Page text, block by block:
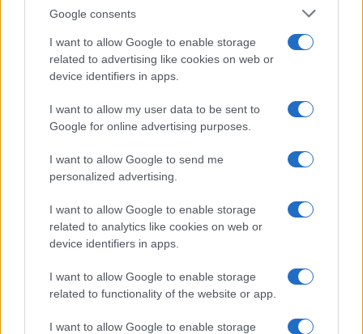
Google consents
I want to allow Google to enable storage
related to advertising like cookies on web or
device identifiers in apps.
I want to allow my user data to be sent to
Google for online advertising purposes.
I want to allow Google to send me
personalized advertising.
I want to allow Google to enable storage
related to analytics like cookies on web or
device identifiers in apps.
I want to allow Google to enable storage
related to functionality of the website or app.
I want to allow Google to enable storage
Feng Shui: consigli per posizionare il divano in modo
armonico
LIFESTYLE